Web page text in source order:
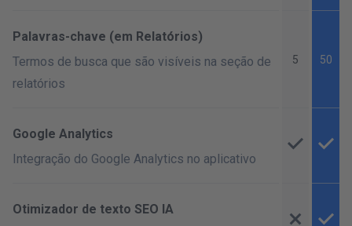
Palavras-chave (em Relatórios)
Termos de busca que são visíveis na seção de
relatórios
5 50
Google Analytics
Integração do Google Analytics no aplicativo
Otimizador de texto SEO IA